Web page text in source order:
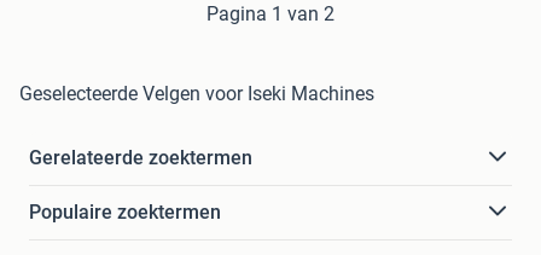
Pagina 1 van 2
Geselecteerde Velgen voor Iseki Machines
Gerelateerde zoektermen
Populaire zoektermen